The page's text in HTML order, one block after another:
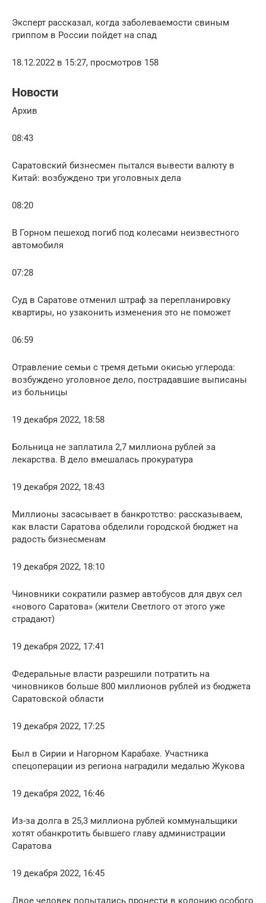
Эксперт рассказал, когда заболеваемости свиным
гриппом в России пойдет на спад
18.12.2022 в 15:27, просмотров 158
Новости
Архив
08:43
Саратовский бизнесмен пытался вывести валюту в
Китай: возбуждено три уголовных дела
08:20
В Горном пешеход погиб под колесами неизвестного
автомобиля
07:28
Суд в Саратове отменил штраф за перепланировку
квартиры, но узаконить изменения это не поможет
06:59
Отравление семьи с тремя детьми окисью углерода:
возбуждено уголовное дело, пострадавшие выписаны
из больницы
19 декабря 2022, 18:58
Больница не заплатила 2,7 миллиона рублей за
лекарства. В дело вмешалась прокуратура
19 декабря 2022, 18:43
Миллионы засасывает в банкротство: рассказываем,
как власти Саратова обделили городской бюджет на
радость бизнесменам
19 декабря 2022, 18:10
Чиновники сократили размер автобусов для двух сел
«нового Саратова» (жители Светлого от этого уже
страдают)
19 декабря 2022, 17:41
Федеральные власти разрешили потратить на
чиновников больше 800 миллионов рублей из бюджета
Саратовской области
19 декабря 2022, 17:25
Был в Сирии и Нагорном Карабахе. Участника
спецоперации из региона наградили медалью Жукова
19 декабря 2022, 16:46
Из-за долга в 25,3 миллиона рублей коммунальщики
хотят обанкротить бывшего главу администрации
Саратова
19 декабря 2022, 16:45
Двое человек попытались пронести в колонию особого